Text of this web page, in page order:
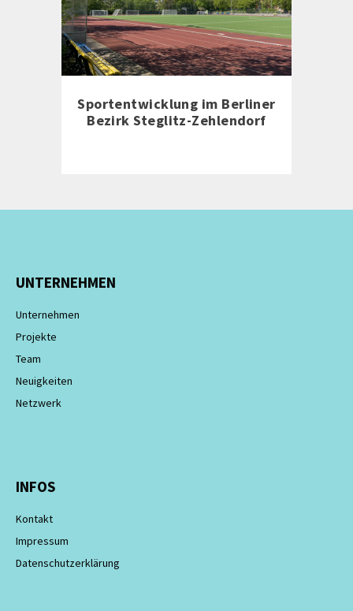
Sportentwicklung im Berliner
Bezirk Steglitz-Zehlendorf
UNTERNEHMEN
Unternehmen
Projekte
Team
Neuigkeiten
Netzwerk
INFOS
Kontakt
Impressum
Datenschutzerklärung